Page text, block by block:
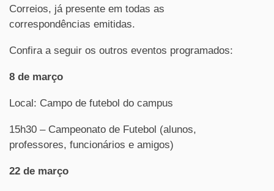
Correios, já presente em todas as
correspondências emitidas.
Confira a seguir os outros eventos programados:
8 de março
Local: Campo de futebol do campus
15h30 – Campeonato de Futebol (alunos,
professores, funcionários e amigos)
22 de março